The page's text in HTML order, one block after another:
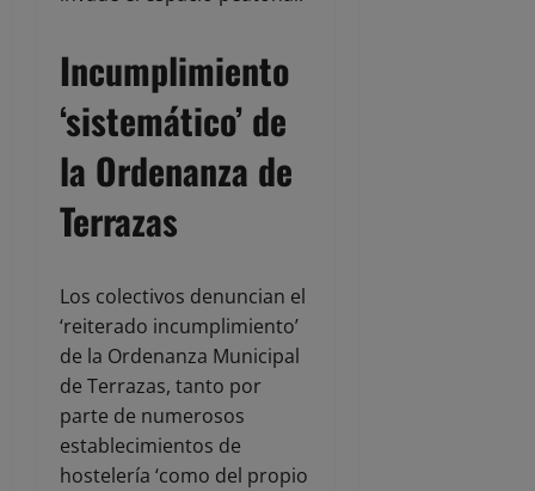
Incumplimiento
‘sistemático’ de
la Ordenanza de
Terrazas
Los colectivos denuncian el
‘reiterado incumplimiento’
de la Ordenanza Municipal
de Terrazas, tanto por
parte de numerosos
establecimientos de
hostelería ‘como del propio